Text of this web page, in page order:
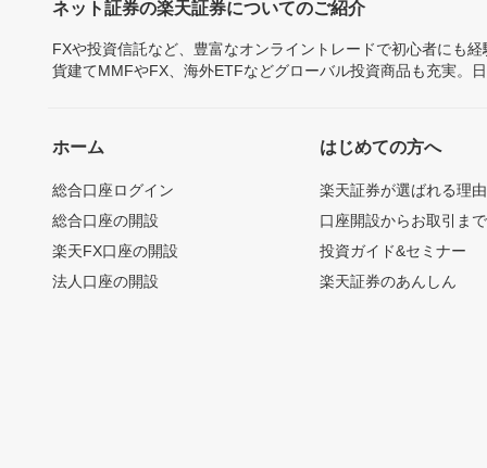
ネット証券の楽天証券についてのご紹介
FXや投資信託など、豊富なオンライントレードで初心者にも
貨建てMMFやFX、海外ETFなどグローバル投資商品も充実。
ホーム
総合口座ログイン
総合口座の開設
楽天FX口座の開設
法人口座の開設
はじめての方へ
楽天証券が選ばれる理由
口座開設からお取引ま
投資ガイド&セミナー
楽天証券のあんしん